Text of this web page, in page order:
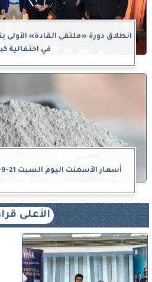
انطلاق دورة «ملتقى القادة»
في احتفالية
أسعار الأسمنت اليوم السبت 21-9-2024 في محافظة المنيا
الأعلى